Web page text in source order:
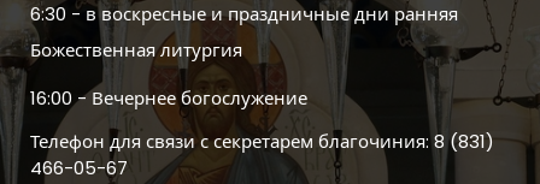
6:30 - в воскресные и праздничные дни ранняя
Божественная литургия
16:00 - Вечернее богослужение
Телефон для связи с секретарем благочиния: 8 (831)
466-05-67